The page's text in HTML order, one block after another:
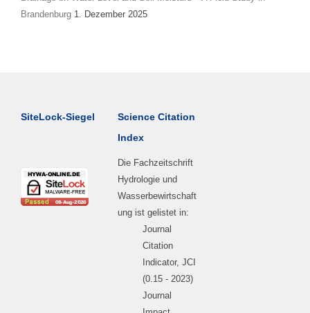
Brandenburg 1. Dezember 2025
SiteLock-Siegel
Science Citation
Index
Die Fachzeitschrift
Hydrologie und
Wasserbewirtschaft
ung ist gelistet in:
Journal
Citation
Indicator, JCI
(0.15 - 2023)
Journal